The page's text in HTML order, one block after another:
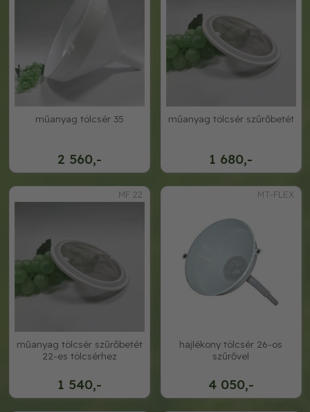
2 560,-
műanyag tölcsér 35
1 680,-
műanyag tölcsér szűrőbetét
MF 22
1 540,-
műanyag tölcsér szűrőbetét
22-es tölcsérhez
MT-FLEX
4 050,-
hajlékony tölcsér 26-os
szűrővel